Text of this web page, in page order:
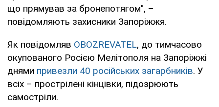
що прямував за бронепотягом", –
повідомляють захисники Запоріжжя.
Як повідомляв OBOZREVATEL, до тимчасово
окупованого Росією Мелітополя на Запоріжжі
днями привезли 40 російських загарбників. У
всіх – прострілені кінцівки, підозрюють
самостріли.